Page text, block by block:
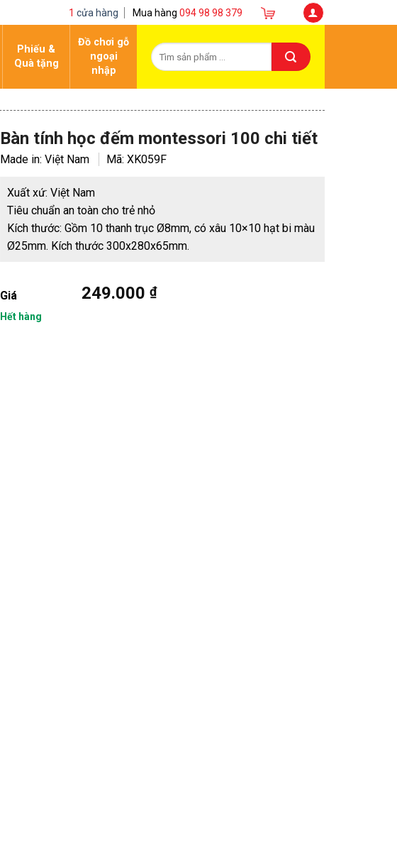
1 cửa hàng Mua hàng 094 98 98 379
Phiếu &
Quà tặng
Đồ chơi gỗ
ngoại
nhập
Bàn tính học đếm montessori 100 chi tiết
Made in: Việt Nam Mã:XK059F
Xuất xứ: Việt Nam
Tiêu chuẩn an toàn cho trẻ nhỏ
Kích thước: Gồm 10 thanh trục Ø8mm, có xâu 10×10 hạt bi màu
Ø25mm. Kích thước 300x280x65mm.
Giá 249.000 ₫
Hết hàng